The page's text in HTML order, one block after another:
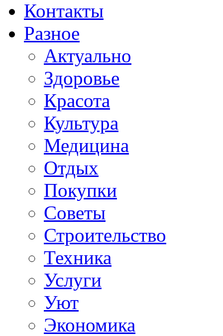
Контакты
Разное
Актуально
Здоровье
Красота
Культура
Медицина
Отдых
Покупки
Советы
Строительство
Техника
Услуги
Уют
Экономика